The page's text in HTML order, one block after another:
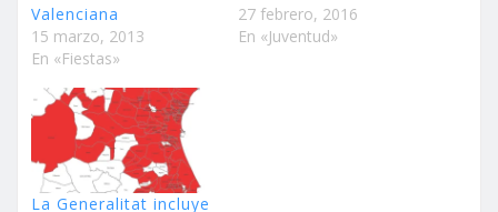
Valenciana
15 marzo, 2013
En «Fiestas»
27 febrero, 2016
En «Juventud»
La Generalitat incluye